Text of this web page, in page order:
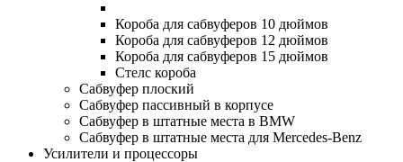
Короба для сабвуферов 10 дюймов
Короба для сабвуферов 12 дюймов
Короба для сабвуферов 15 дюймов
Стелс короба
Cабвуфер плоский
Сабвуфер пассивный в корпусе
Сабвуфер в штатные места в BMW
Сабвуфер в штатные места для Mercedes-Benz
Усилители и процессоры